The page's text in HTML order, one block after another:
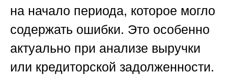
на начало периода, которое могло
содержать ошибки. Это особенно
актуально при анализе выручки
или кредиторской задолженности.